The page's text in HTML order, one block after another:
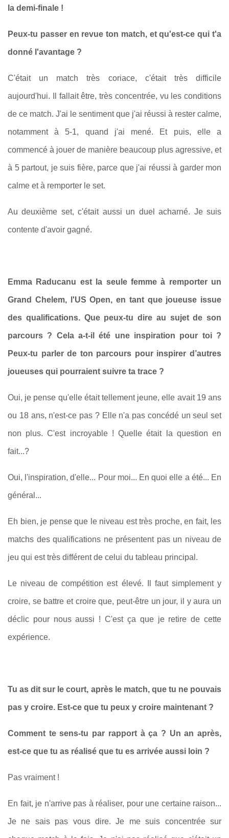
la demi-finale !
Peux-tu passer en revue ton match, et qu'est-ce qui t'a
donné l'avantage ?
C'était un match très coriace, c'était très difficile
aujourd'hui. Il fallait être, très concentrée, vu les conditions
de ce match. J'ai le sentiment que j'ai réussi à rester calme,
notamment à 5-1, quand j'ai mené. Et puis, elle a
commencé à jouer de manière beaucoup plus agressive, et
à 5 partout, je suis fière, parce que j'ai réussi à garder mon
calme et à remporter le set.
Au deuxième set, c'était aussi un duel acharné. Je suis
contente d'avoir gagné.
Emma Raducanu est la seule femme à remporter un
Grand Chelem, l'US Open, en tant que joueuse issue
des qualifications. Que peux-tu dire au sujet de son
parcours ? Cela a-t-il été une inspiration pour toi ?
Peux-tu parler de ton parcours pour inspirer d’autres
joueuses qui pourraient suivre ta trace ?
Oui, je pense qu'elle était tellement jeune, elle avait 19 ans
ou 18 ans, n'est-ce pas ? Elle n'a pas concédé un seul set
non plus. C'est incroyable ! Quelle était la question en
fait...?
Oui, l'inspiration, d'elle... Pour moi... En quoi elle a été... En
général...
Eh bien, je pense que le niveau est très proche, en fait, les
matchs des qualifications ne présentent pas un niveau de
jeu qui est très différent de celui du tableau principal.
Le niveau de compétition est élevé. Il faut simplement y
croire, se battre et croire que, peut-être un jour, il y aura un
déclic pour nous aussi ! C'est ça que je retire de cette
expérience.
Tu as dit sur le court, après le match, que tu ne pouvais
pas y croire. Est-ce que tu peux y croire maintenant ?
Comment te sens-tu par rapport à ça ? Un an après,
est-ce que tu as réalisé que tu es arrivée aussi loin ?
Pas vraiment !
En fait, je n'arrive pas à réaliser, pour une certaine raison...
Je ne sais pas vous dire. Je me suis concentrée sur